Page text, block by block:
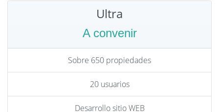
Ultra
A convenir
Sobre 650 propiedades
20 usuarios
Desarrollo sitio WEB